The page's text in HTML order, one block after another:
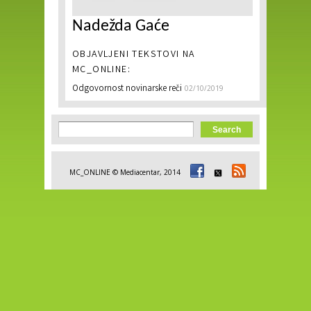
Nadežda Gaće
OBJAVLJENI TEKSTOVI NA
MC_ONLINE:
Odgovornost novinarske reči 02/10/2019
Search form
Search
MC_ONLINE © Mediacentar, 2014